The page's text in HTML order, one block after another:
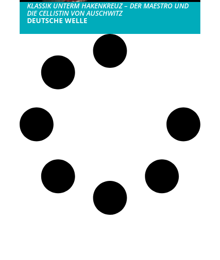
KLASSIK UNTERM HAKENKREUZ – DER MAESTRO UND
DIE CELLISTIN VON AUSCHWITZ
DEUTSCHE WELLE